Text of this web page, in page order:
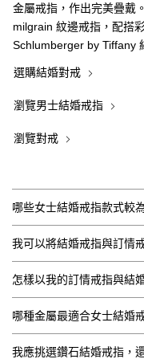
金屬戒指，作出完美疊戴
milgrain 紋邊戒指，配搭
Schlumberger by Tiffany
選購結婚對戒
瀏覽男士結婚戒指
瀏覽對戒
哪些女士結婚戒指款式較
我可以將結婚戒指與訂情
怎樣以我的訂情戒指與結
哪種金屬最適合女士結婚
我應挑選鑽石結婚戒指，